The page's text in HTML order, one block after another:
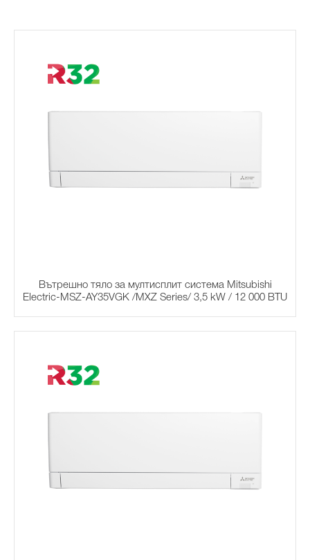
Вътрешно тяло за мултисплит система Mitsubishi
Electric-MSZ-AY35VGK /MXZ Series/ 3,5 kW / 12 000 BTU